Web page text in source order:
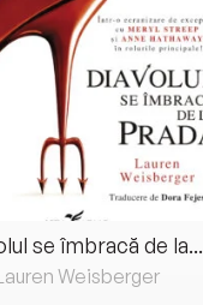
se îmbracă de la...
Weisberger